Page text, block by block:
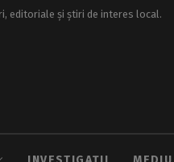
editoriale și știri de interes local.